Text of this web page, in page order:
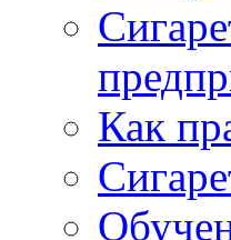
Как